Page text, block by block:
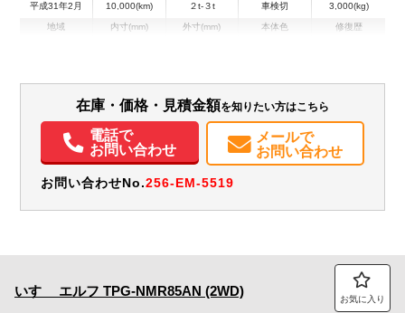
平成31年2月 10,000(km) ２t-３t 車検切 3,000(kg)
地域 内寸(mm) 外寸(mm) 本体色 修復歴
装備情報
エアコン パワステ パワーウィンドウ ETC PMマフラー
在庫・価格・見積金額を知りたい方はこちら
電話で
お問い合わせ
メールで
お問い合わせ
お問い合わせNo.256-EM-5519
いすゞ エルフ TPG-NMR85AN (2WD) お気に入り